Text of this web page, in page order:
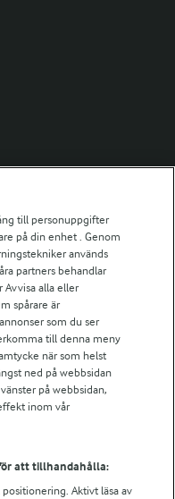
till personuppgifter
på din enhet . Genom
används
partners behandlar
Avvisa alla eller
spårare är
som du ser
till denna meny
när som helst
ned på webbsidan
på webbsidan,
inom vår
att tillhandahålla:
Aktivt läsa av